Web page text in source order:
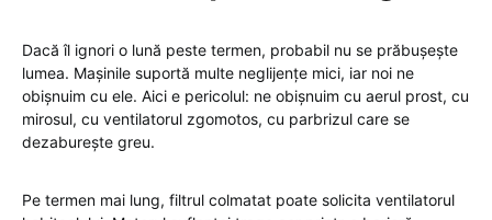
Dacă îl ignori o lună peste termen, probabil nu se prăbușește
lumea. Mașinile suportă multe neglijențe mici, iar noi ne
obișnuim cu ele. Aici e pericolul: ne obișnuim cu aerul prost, cu
mirosul, cu ventilatorul zgomotos, cu parbrizul care se
dezaburește greu.
Pe termen mai lung, filtrul colmatat poate solicita ventilatorul